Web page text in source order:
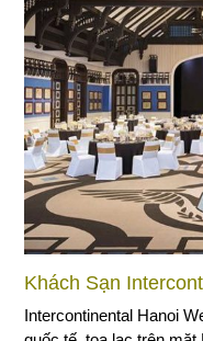
Khách Sạn
Intercontinental Hanoi